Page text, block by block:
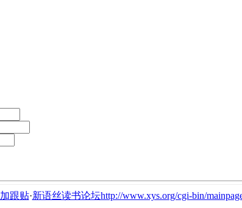
加跟贴·新语丝读书论坛http://www.xys.org/cgi-bin/